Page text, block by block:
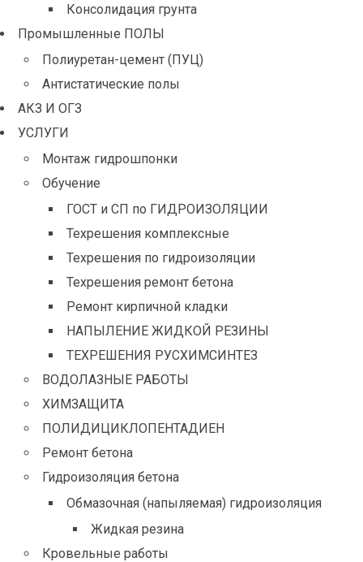
Консолидация грунта
Промышленные ПОЛЫ
Полиуретан-цемент (ПУЦ)
Антистатические полы
АКЗ И ОГЗ
УСЛУГИ
Монтаж гидрошпонки
Обучение
ГОСТ и СП по ГИДРОИЗОЛЯЦИИ
Техрешения комплексные
Техрешения по гидроизоляции
Техрешения ремонт бетона
Ремонт кирпичной кладки
НАПЫЛЕНИЕ ЖИДКОЙ РЕЗИНЫ
ТЕХРЕШЕНИЯ РУСХИМСИНТЕЗ
ВОДОЛАЗНЫЕ РАБОТЫ
ХИМЗАЩИТА
ПОЛИДИЦИКЛОПЕНТАДИЕН
Ремонт бетона
Гидроизоляция бетона
Обмазочная (напыляемая) гидроизоляция
Жидкая резина
Кровельные работы